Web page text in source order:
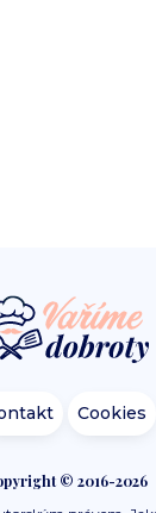
Cookies
© 2016-2026